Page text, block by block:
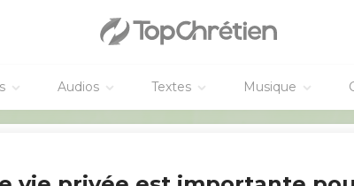
Audios Textes Musique